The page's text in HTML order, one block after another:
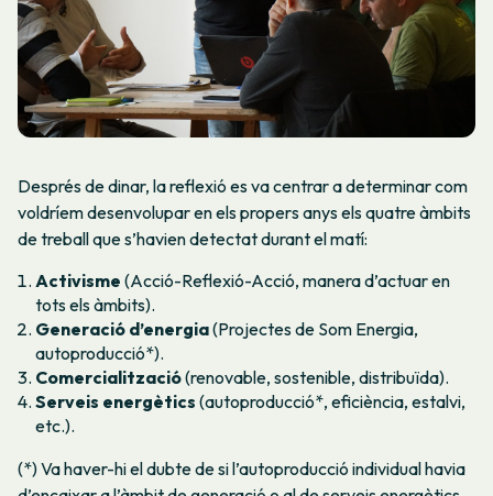
Després de dinar, la reflexió es va centrar a determinar com
voldríem desenvolupar en els propers anys els quatre àmbits
de treball que s’havien detectat durant el matí:
Activisme (Acció-Reflexió-Acció, manera d’actuar en
tots els àmbits).
Generació d’energia(Projectes de Som Energia,
autoproducció*).
Comercialització(renovable, sostenible, distribuïda).
Serveis energètics (autoproducció*, eficiència, estalvi,
etc.).
(*) Va haver-hi el dubte de si l’autoproducció individual havia